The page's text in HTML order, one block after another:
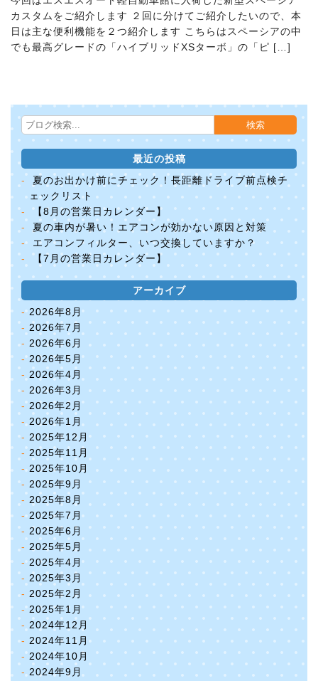
カスタムをご紹介します
２回に分けてご紹介したいので、本
日は主な便利機能を２つ紹介します こちらはスペーシアの中
でも最高グレードの「ハイブリッドXSターボ」の「ピ […]
最近の投稿
夏のお出かけ前にチェック！長距離ドライブ前点検チ
ェックリスト
【8月の営業日カレンダー】
夏の車内が暑い！エアコンが効かない原因と対策
エアコンフィルター、いつ交換していますか？
【7月の営業日カレンダー】
アーカイブ
2026年8月
2026年7月
2026年6月
2026年5月
2026年4月
2026年3月
2026年2月
2026年1月
2025年12月
2025年11月
2025年10月
2025年9月
2025年8月
2025年7月
2025年6月
2025年5月
2025年4月
2025年3月
2025年2月
2025年1月
2024年12月
2024年11月
2024年10月
2024年9月